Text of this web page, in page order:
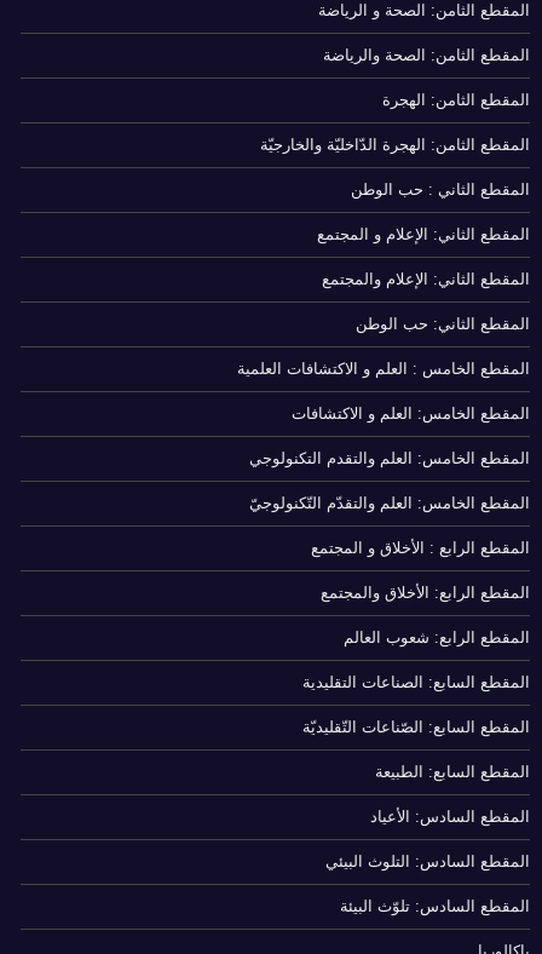
المقطع الثامن: الصحة و الرياضة
المقطع الثامن: الصحة والرياضة
المقطع الثامن: الهجرة
المقطع الثامن: الهجرة الدّاخليّة والخارجيّة
المقطع الثاني : حب الوطن
المقطع الثاني: الإعلام و المجتمع
المقطع الثاني: الإعلام والمجتمع
المقطع الثاني: حب الوطن
المقطع الخامس : العلم و الاكتشافات العلمية
المقطع الخامس: العلم و الاكتشافات
المقطع الخامس: العلم والتقدم التكنولوجي
المقطع الخامس: العلم والتقدّم التّكنولوجيّ
المقطع الرابع : الأخلاق و المجتمع
المقطع الرابع: الأخلاق والمجتمع
المقطع الرابع: شعوب العالم
المقطع السابع: الصناعات التقليدية
المقطع السابع: الصّناعات التّقليديّة
المقطع السابع: الطبيعة
المقطع السادس: الأعياد
المقطع السادس: التلوث البيئي
المقطع السادس: تلوّث البيئة